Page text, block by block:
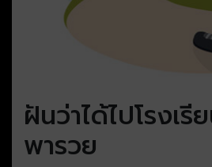
ฝันว่าได้ไปโรงเรี
พารวย